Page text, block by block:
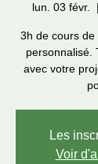
lun. 03 févr.
3h de cours
personnalisé.
avec votre
Les
Voir